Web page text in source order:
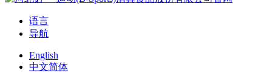
语言
导航
English
中文简体